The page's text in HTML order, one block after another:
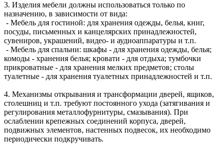
3. Изделия мебели должны использоваться только по
назначению, в зависимости от вида:
- Мебель для гостиной: для хранения одежды, белья, книг,
посуды, письменных и канцелярских принадлежностей,
сувениров, украшений, видео- и аудиоаппаратуры и т.п.
- Мебель для спальни: шкафы - для хранения одежды, белья;
комоды - хранения белья; кровати - для отдыха; тумбочки
прикроватные - для хранения мелких предметов; столы
туалетные - для хранения туалетных принадлежностей и т.п.
4. Механизмы открывания и трансформации дверей, ящиков,
столешниц и т.п. требуют постоянного ухода (затягивания и
регулирования металлофурнитуры, смазывания). При
ослаблении крепежных соединений корпуса, дверей,
подвижных элементов, настенных подвесок, их необходимо
периодически подкручивать.